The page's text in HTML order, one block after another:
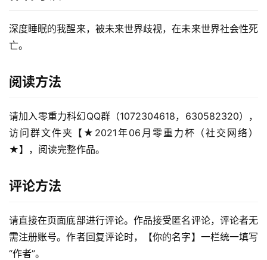
深度睡眠的我醒来，被未来世界歧视，在未来世界社会性死
亡。
阅读方法
请加入零重力科幻QQ群（1072304618，630582320），
访问群文件夹【★2021年06月零重力杯（社交网络）
★】，阅读完整作品。
评论方法
请直接在页面底部进行评论。作品接受匿名评论，评论者无
需注册账号。作者回复评论时，【你的名字】一栏统一填写
“作者”。